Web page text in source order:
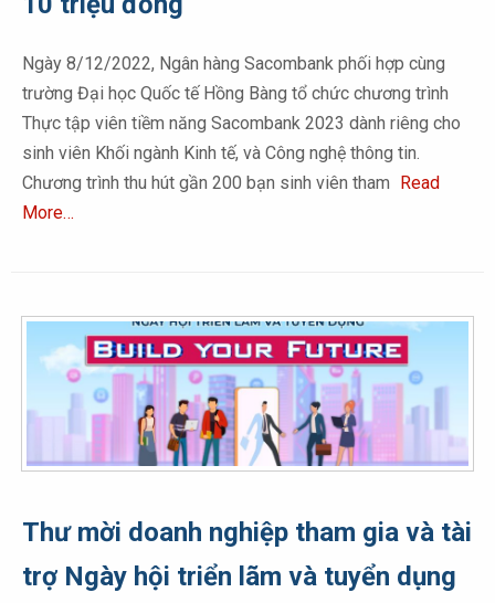
Ngày 8/12/2022, Ngân hàng Sacombank phối hợp cùng
trường Đại học Quốc tế Hồng Bàng tổ chức chương trình
Thực tập viên tiềm năng Sacombank 2023 dành riêng cho
sinh viên Khối ngành Kinh tế, và Công nghệ thông tin.
Chương trình thu hút gần 200 bạn sinh viên tham Read
More…
Thư mời doanh nghiệp tham gia và tài
trợ Ngày hội triển lãm và tuyển dụng